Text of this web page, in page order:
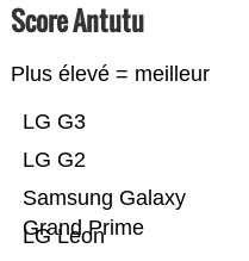
Score Antutu
Plus élevé = meilleur
LG Leon
Samsung Galaxy
Grand Prime
LG G2
LG G3